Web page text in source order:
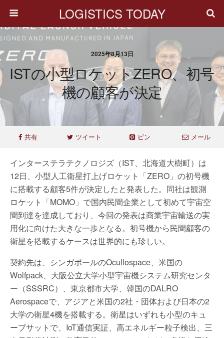
LOGISTICS TODAY
2025年8月13日
ISTの小型ロケットZERO、初号
機の顧客が決定
共有 ツイート ピン メール
インターステラテクノロジズ（IST、北海道大樹町）は
12日、小型人工衛星打上げロケット「ZERO」の初号機
に搭載する顧客5件が決定したと発表した。同社は観測
ロケット「MOMO」で国内民間企業として初めて宇宙空
間到達を達成しており、今回の発表は商業宇宙輸送の実
用化に向けた大きな一歩となる。初号機から民間顧客の
衛星を搭載するケースは世界的にも珍しい。
契約先は、シンガポールのOcullospace、米国の
Wolfpack、大阪公立大学小型宇宙機システム研究センタ
ー（SSSRC）、東京都市大学、韓国のDALRO
Aerospaceで、アジアと米国の2社・団体および日本の2
大学の衛星4機を搭載する。衛星はいずれも小型のキュ
ーブサットで、IoT通信実証、高エネルギー粒子検出、三